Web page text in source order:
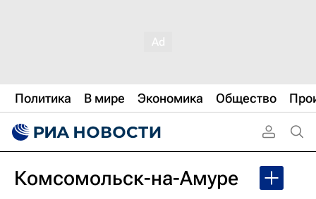
Политика В мире Экономика Общество
Комсомольск-на-Амуре